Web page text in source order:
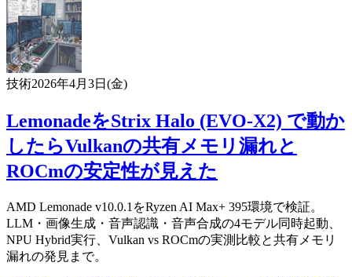
技術2026年4月3日(金)
LemonadeをStrix Halo (EVO-X2) で動か
したらVulkanの共有メモリ漏れと
ROCmの安定性が見えた
AMD Lemonade v10.0.1をRyzen AI Max+ 395環境で検証。
LLM・画像生成・音声認識・音声合成の4モデル同時起動、
NPU Hybrid実行、Vulkan vs ROCmの実測比較と共有メモリ
漏れの発見まで。